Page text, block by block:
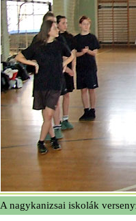
A nagykanizsai iskolák